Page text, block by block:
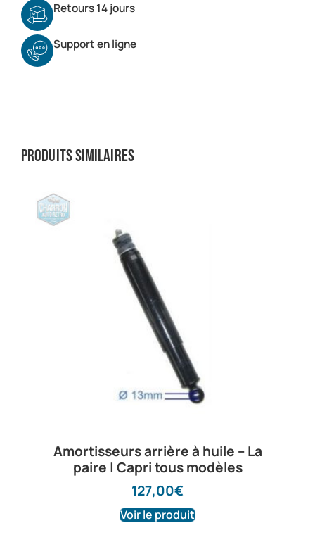
Retours 14 jours
Support en ligne
Produits similaires
Amortisseurs arrière à huile – La
paire | Capri tous modèles
127,00€
Voir le produit